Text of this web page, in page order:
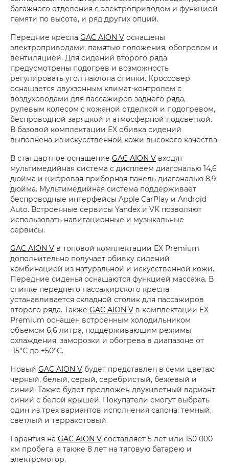
багажного отделения с электроприводом и функцией
памяти по высоте, и ряд других опций.
Передние кресла GAC AION V оснащены
электроприводами, памятью положения, обогревом и
вентиляцией. Для сидений второго ряда
предусмотрены подогрев и возможность
регулировать угол наклона спинки. Кроссовер
оснащается двухзонным климат-контролем с
воздуховодами для пассажиров заднего ряда,
рулевым колесом с кожаной отделкой и подогревом,
беспроводной зарядкой и атмосферной подсветкой.
В базовой комплектации EX обивка сидений
выполнена из искусственной кожи высокого качества.
В стандартное оснащение GAC AION V входят
мультимедийная система с дисплеем диагональю 14,6
дюйма и цифровая приборная панель диагональю 8,9
дюйма. Мультимедийная система поддерживает
беспроводные интерфейсы Apple CarPlay и Android
Auto. Встроенные сервисы Yandex и VK позволяют
использовать навигационные и музыкальные
сервисы.
GAC AION V в топовой комплектации EX Premium
дополнительно получает обивку сидений
комбинацией из натуральной и искусственной кожи.
Передние сиденья оснащаются функцией массажа. В
спинке переднего пассажирского кресла
устанавливается складной столик для пассажиров
второго ряда. Также GAC AION V в комплектации EX
Premium оснащен встроенным холодильником
объемом 6,6 литра, поддерживающим режимы
охлаждения, заморозки и обогрева в диапазоне от
-15°С до +50°С.
Новый GAC AION V будет представлен в семи цветах:
черный, белый, серый, серебристый, бежевый и
синий. Также будет предложен двухцветный вариант:
синий с белой крышей. Покупатели смогут выбрать
один из трех вариантов исполнения салона: темный,
светлый и терракотовый.
Гарантия на GAC AION V составляет 5 лет или 150 000
км пробега, а также 8 лет на тяговую батарею и
электромотор.